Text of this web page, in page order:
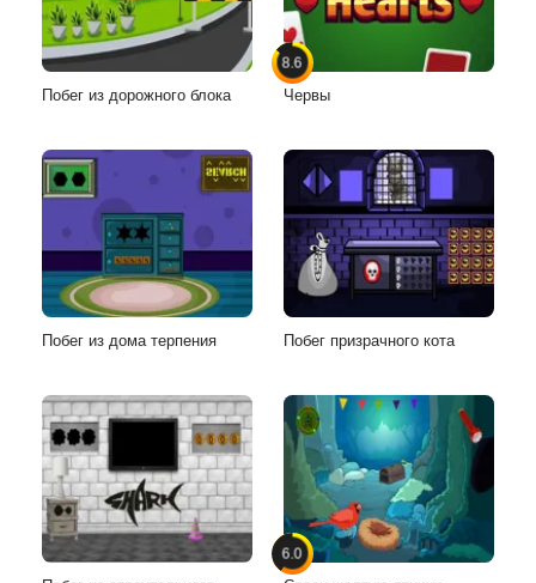
Побег из дорожного блока
8.6
Червы
Побег из дома терпения Побег призрачного кота
6.0